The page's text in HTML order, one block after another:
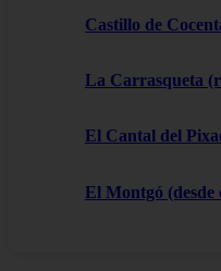
Castillo de
La Carrasqueta
El Cantal del
El Montgó (desde